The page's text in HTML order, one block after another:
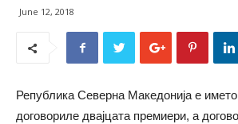
June 12, 2018
Република Северна Македонија е
договориле двајцата премиери, а